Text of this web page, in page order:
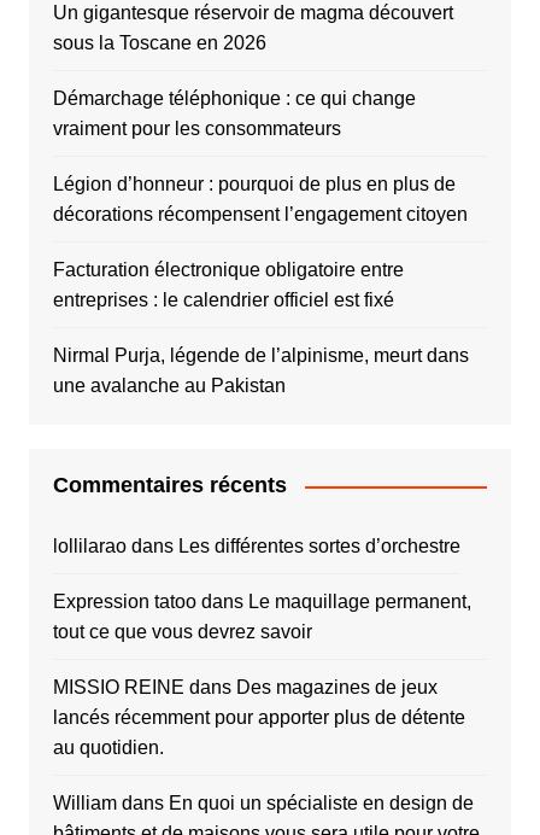
Un gigantesque réservoir de magma découvert
sous la Toscane en 2026
Démarchage téléphonique : ce qui change
vraiment pour les consommateurs
Légion d’honneur : pourquoi de plus en plus de
décorations récompensent l’engagement citoyen
Facturation électronique obligatoire entre
entreprises : le calendrier officiel est fixé
Nirmal Purja, légende de l’alpinisme, meurt dans
une avalanche au Pakistan
Commentaires récents
lollilaraodans Les différentes sortes d’orchestre
Expression tatoodans Le maquillage permanent,
tout ce que vous devrez savoir
MISSIO REINE dans Des magazines de jeux
lancés récemment pour apporter plus de détente
au quotidien.
Williamdans En quoi un spécialiste en design de